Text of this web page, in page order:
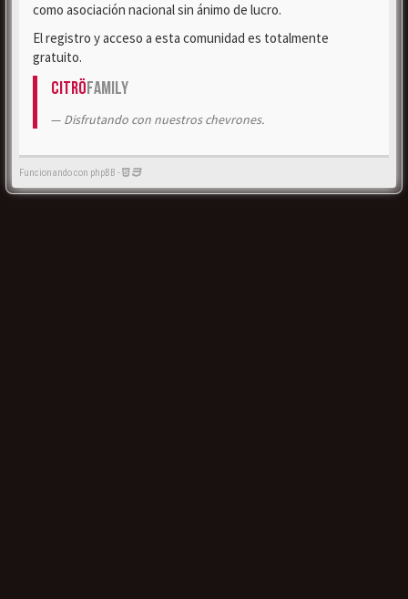
como asociación nacional sin ánimo de lucro.
El registro y acceso a esta comunidad es totalmente
gratuito.
CitröFamily
Disfrutando con nuestros chevrones.
Funcionando con phpBB -